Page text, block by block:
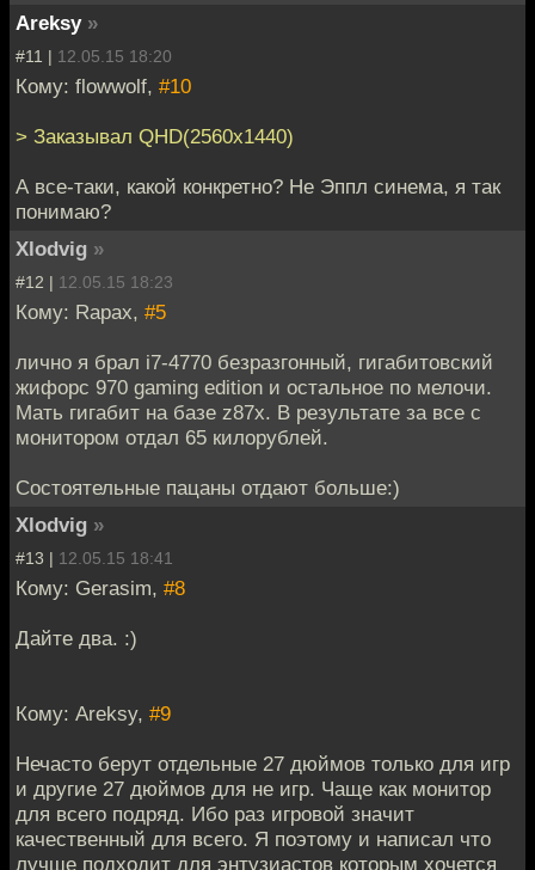
Areksy »
#11 | 12.05.15 18:20
Кому: flowwolf, #10
> Заказывал QHD(2560х1440)
А все-таки, какой конкретно? Не Эппл синема, я так
понимаю?
Xlodvig »
#12 | 12.05.15 18:23
Кому: Rapax, #5
лично я брал i7-4770 безразгонный, гигабитовский
жифорс 970 gaming edition и остальное по мелочи.
Мать гигабит на базе z87x. В результате за все с
монитором отдал 65 килорублей.
Состоятельные пацаны отдают больше:)
Xlodvig »
#13 | 12.05.15 18:41
Кому: Gerasim, #8
Дайте два. :)
Кому: Areksy, #9
Нечасто берут отдельные 27 дюймов только для игр
и другие 27 дюймов для не игр. Чаще как монитор
для всего подряд. Ибо раз игровой значит
качественный для всего. Я поэтому и написал что
лучше подходит для энтузиастов которым хочется